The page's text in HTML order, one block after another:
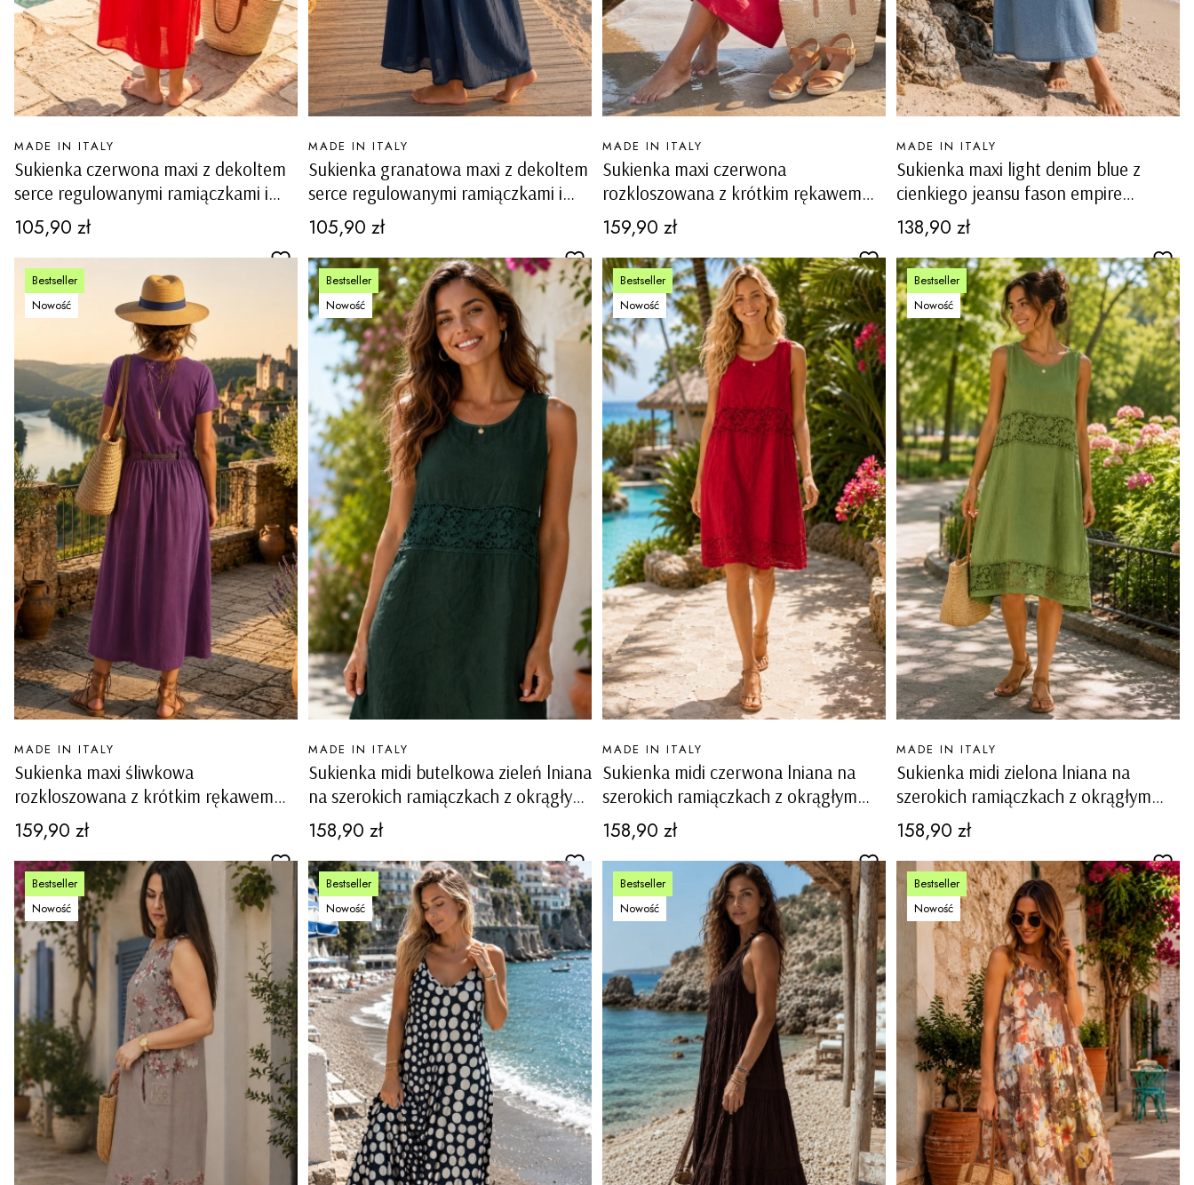
Sukienka czerwona maxi z dekoltem
serce regulowanymi ramiączkami i
podszewką Toncola
PRODUCENT
MADE IN ITALY
Cena
105,90 zł
Sukienka granatowa maxi z dekoltem
serce regulowanymi ramiączkami i
podszewką Toncola
PRODUCENT
MADE IN ITALY
Cena
105,90 zł
Sukienka maxi czerwona
rozkloszowana z krótkim rękawem
kieszeniami szlufkami w pasie Baschi
PRODUCENT
MADE IN ITALY
Cena
159,90 zł
Sukienka maxi light denim blue z
cienkiego jeansu fason empire
marszczona góra na ramiączkach
Forio
PRODUCENT
MADE IN ITALY
Cena
138,90 zł
Bestseller
Nowość
Sukienka maxi śliwkowa
rozkloszowana z krótkim rękawem
kieszeniami szlufkami w pasie Baschi
PRODUCENT
MADE IN ITALY
Cena
159,90 zł
Bestseller
Nowość
Sukienka midi butelkowa zieleń lniana
na szerokich ramiączkach z okrągłym
dekoltem i ażurowymi wstawkami
Carovigno
PRODUCENT
MADE IN ITALY
Cena
158,90 zł
Bestseller
Nowość
Sukienka midi czerwona lniana na
szerokich ramiączkach z okrągłym
dekoltem i ażurowymi wstawkami
Carovigno
PRODUCENT
MADE IN ITALY
Cena
158,90 zł
Bestseller
Nowość
Sukienka midi zielona lniana na
szerokich ramiączkach z okrągłym
dekoltem i ażurowymi wstawkami
Carovigno
PRODUCENT
MADE IN ITALY
Cena
158,90 zł
Bestseller
Nowość
Bestseller
Nowość
Bestseller
Nowość
Bestseller
Nowość